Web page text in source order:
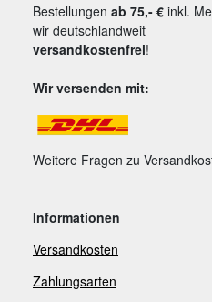
Bestellungen ab 75,- € inkl.
wir deutschlandweit
versandkostenfrei!
Wir versenden mit:
Weitere Fragen zu
Informationen
Versandkosten
Zahlungsarten